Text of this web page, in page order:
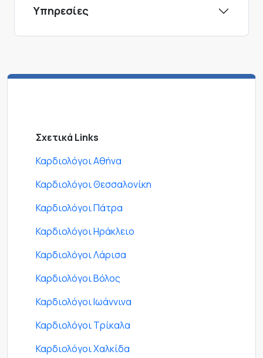
Υπηρεσίες
Σχετικά Links
Καρδιολόγοι Αθήνα
Καρδιολόγοι Θεσσαλονίκη
Καρδιολόγοι Πάτρα
Καρδιολόγοι Ηράκλειο
Καρδιολόγοι Λάρισα
Καρδιολόγοι Βόλος
Καρδιολόγοι Ιωάννινα
Καρδιολόγοι Τρίκαλα
Καρδιολόγοι Χαλκίδα